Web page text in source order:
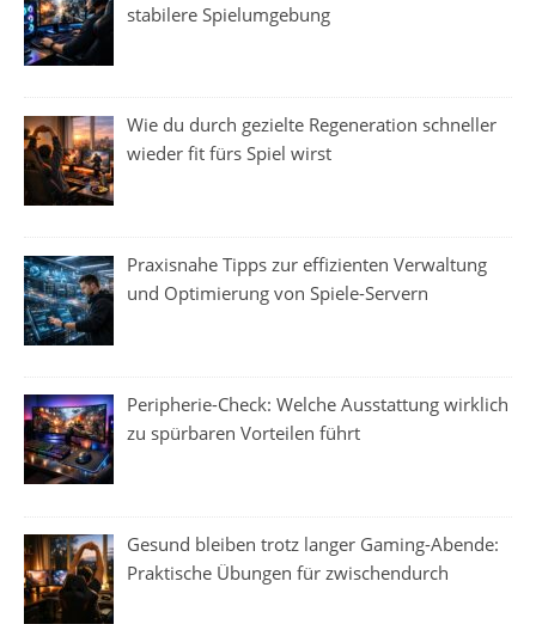
stabilere Spielumgebung
Wie du durch gezielte Regeneration schneller
wieder fit fürs Spiel wirst
Praxisnahe Tipps zur effizienten Verwaltung
und Optimierung von Spiele-Servern
Peripherie-Check: Welche Ausstattung wirklich
zu spürbaren Vorteilen führt
Gesund bleiben trotz langer Gaming-Abende:
Praktische Übungen für zwischendurch